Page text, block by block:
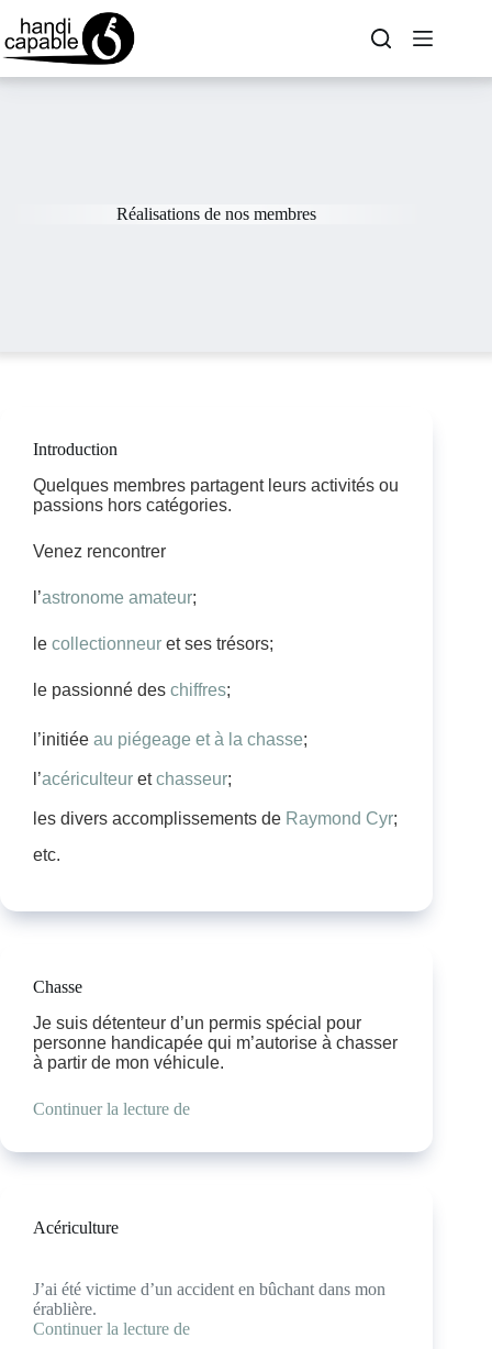
Réalisations de nos membres
Introduction
Quelques membres partagent leurs activités ou
passions hors catégories.
Venez rencontrer
l’astronome amateur;
le collectionneur et ses trésors;
le passionné des chiffres;
l’initiée au piégeage et à la chasse;
l’acériculteur etchasseur;
les divers accomplissements de Raymond Cyr;
etc.
Chasse
Je suis détenteur d’un permis spécial pour
personne handicapée qui m’autorise à chasser
à partir de mon véhicule.
Continuer la lecture de
Acériculture
J’ai été victime d’un accident en bûchant dans mon
érablière.
Continuer la lecture de